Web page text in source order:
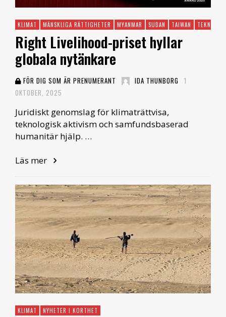
KLIMAT MÄNSKLIGA RÄTTIGHETER MYANMAR SUDAN TAIWAN TEKNIK
Right Livelihood-priset hyllar
globala nytänkare
FÖR DIG SOM ÄR PRENUMERANT IDA THUNBORG 1
OKTOBER, 2025
Juridiskt genomslag för klimaträttvisa,
teknologisk aktivism och samfundsbaserad
humanitär hjälp. …
Läs mer
KLIMAT NYHETER I KORTHET